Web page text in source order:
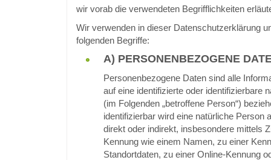
wir vorab die verwendeten Begrifflichkeiten
Wir verwenden in dieser Datenschutzerklärung
folgenden Begriffe:
A) PERSONENBEZOGENE
Personenbezogene Daten sind alle
auf eine identifizierte oder identifizierbare
(im Folgenden „betroffene Person“)
identifizierbar wird eine natürliche Person
direkt oder indirekt, insbesondere mittels
Kennung wie einem Namen, zu einer
Standortdaten, zu einer Online-Kennung